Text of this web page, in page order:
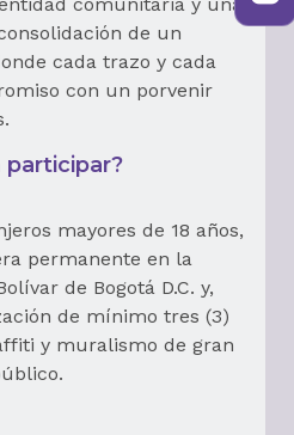
de un
cada trazo y cada
con un porvenir
participar?
mayores de 18 años,
permanente en la
de Bogotá D.C. y,
de mínimo tres (3)
y muralismo de gran